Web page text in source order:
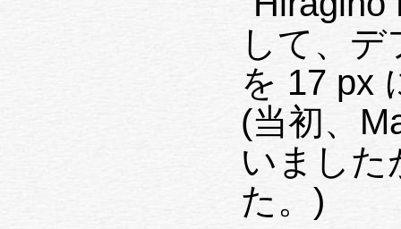
して、
を 17 px
(当初、
いました
た。)